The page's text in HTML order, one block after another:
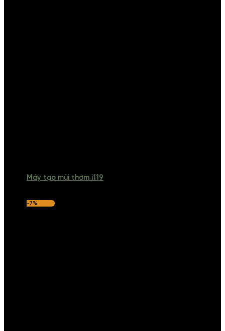
Máy tạo mùi thơm i119
-7%